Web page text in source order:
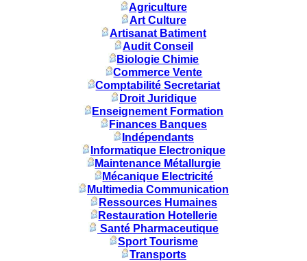
Agriculture
Art Culture
Artisanat Batiment
Audit Conseil
Biologie Chimie
Commerce Vente
Comptabilité Secretariat
Droit Juridique
Enseignement Formation
Finances Banques
Indépendants
Informatique Electronique
Maintenance Métallurgie
Mécanique Electricité
Multimedia Communication
Ressources Humaines
Restauration Hotellerie
Santé Pharmaceutique
Sport Tourisme
Transports